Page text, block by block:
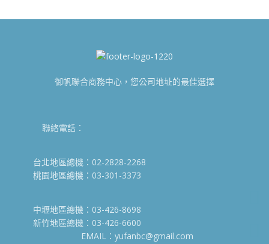
御帆聯合商務中心，您公司地址的最佳選擇
聯絡電話：
台北地區總機：02-2828-2268
桃園地區總機：03-301-3373
中壢地區總機：03-426-8698
新竹地區總機：03-426-6600
EMAIL：yufanbc@gmail.com